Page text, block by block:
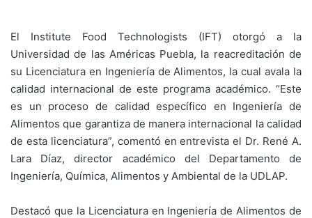
El Institute Food Technologists (IFT) otorgó a la
Universidad de las Américas Puebla, la reacreditación de
su Licenciatura en Ingeniería de Alimentos, la cual avala la
calidad internacional de este programa académico. “Este
es un proceso de calidad específico en Ingeniería de
Alimentos que garantiza de manera internacional la calidad
de esta licenciatura”, comentó en entrevista el Dr. René A.
Lara Díaz, director académico del Departamento de
Ingeniería, Química, Alimentos y Ambiental de la UDLAP.
Destacó que la Licenciatura en Ingeniería de Alimentos de